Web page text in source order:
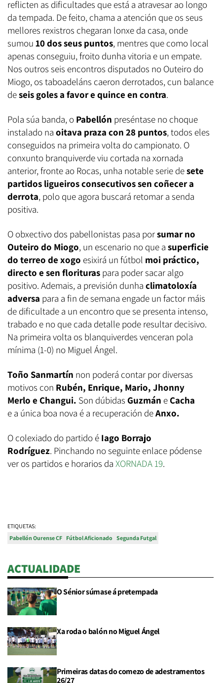
reflicten as dificultades que está a atravesar ao longo
da tempada. De feito, chama a atención que os seus
mellores rexistros chegaran lonxe da casa, onde
sumou 10 dos seus puntos, mentres que como local
apenas conseguiu, froito dunha vitoria e un empate.
Nos outros seis encontros disputados no Outeiro do
Miogo, os taboadeláns caeron derrotados, cun balance
deseis goles a favor e quince en contra.
Pola súa banda, o Pabellón preséntase no choque
instalado na oitava praza con 28 puntos, todos eles
conseguidos na primeira volta do campionato. O
conxunto branquiverde viu cortada na xornada
anterior, fronte ao Rocas, unha notable serie desete
partidos ligueiros consecutivos sen coñecer a
derrota, polo que agora buscará retomar a senda
positiva.
O obxectivo dos pabellonistas pasa porsumar no
Outeiro do Miogo, un escenario no que a superficie
do terreo de xogo esixirá un fútbol moi práctico,
directo e sen florituras para poder sacar algo
positivo. Ademais, a previsión dunha climatoloxía
adversa para a fin de semana engade un factor máis
de dificultade a un encontro que se presenta intenso,
trabado e no que cada detalle pode resultar decisivo.
Na primeira volta os blanquiverdes venceran pola
mínima (1-0) no Miguel Ángel.
Toño Sanmartín non poderá contar por diversas
motivos con Rubén, Enrique, Mario, Jhonny
Merlo e Changui. Son dúbidas Guzmán e Cacha
e a única boa nova é a recuperación deAnxo.
O colexiado do partido é Iago Borrajo
Rodríguez. Pinchando no seguinte enlace pódense
ver os partidos e horarios da XORNADA 19.
ETIQUETAS:
Pabellón Ourense CF Fútbol Aficionado Segunda Futgal
ACTUALIDADE
O Sénior súmase á pretempada
Xa roda o balón no Miguel Ángel
Primeiras datas do comezo de adestramentos
26/27